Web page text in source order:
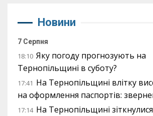
Новини
7 Серпня
18:10 Яку погоду прогнозують на
Тернопільщині в суботу?
17:41 На Тернопільщині влітку
на оформлення паспортів:
17:14 На Тернопільщині